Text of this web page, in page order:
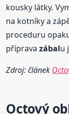
kousky látky.
na kotníky a
proceduru
přípravazábalu
Zdroj: článek
Octový